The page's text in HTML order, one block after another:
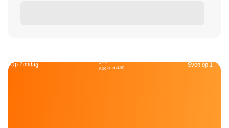
Op Zondag Café
Kockelmann Sven op 1